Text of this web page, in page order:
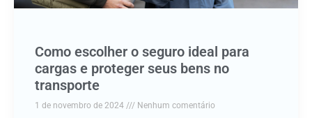
Como escolher o seguro ideal para
cargas e proteger seus bens no
transporte
1 de novembro de 2024 Nenhum comentário